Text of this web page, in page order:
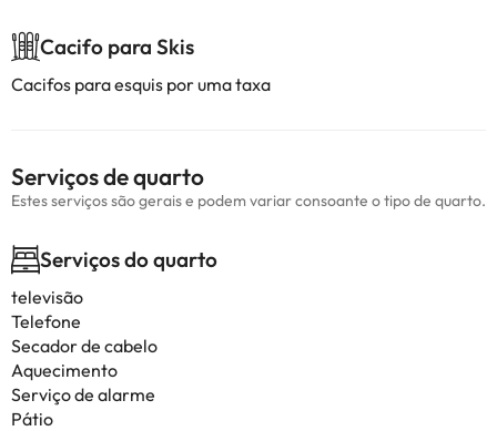
Cacifo para Skis
Cacifos para esquis por uma taxa
Serviços de quarto
Estes serviços são gerais e podem variar consoante o tipo de quarto.
Serviços do quarto
televisão
Telefone
Secador de cabelo
Aquecimento
Serviço de alarme
Pátio